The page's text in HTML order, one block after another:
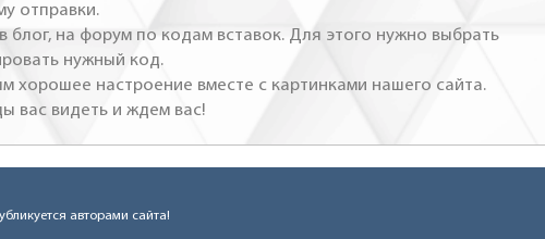
отправки.
блог, на форум по кодам вставок. Для этого нужно выбрать
нужный код.
хорошее настроение вместе с картинками нашего сайта.
вас видеть и ждем вас!
авторами сайта!